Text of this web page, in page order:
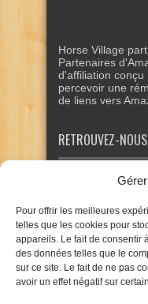
Pour offrir les meilleures
telles que les cookies pour
appareils. Le fait de consentir
des données telles que le
sur ce site. Le fait de ne pas
avoir un effet négatif sur
Horse Village
Partenaires
d'affiliation
percevoir une
de liens vers
RETROUVEZ-